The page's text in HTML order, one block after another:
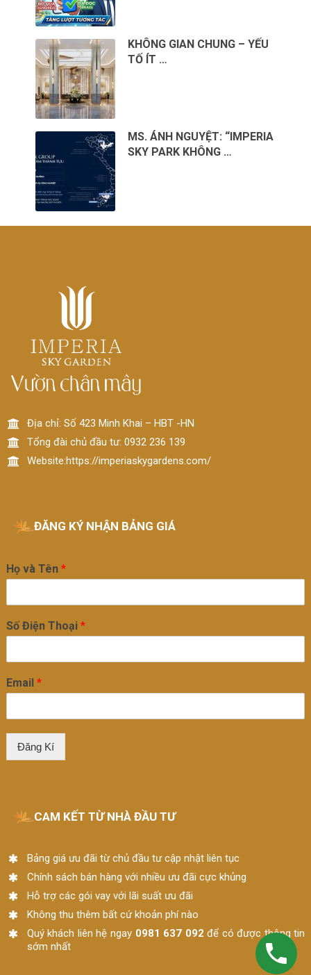
KHÔNG GIAN CHUNG – YẾU
TỐ ÍT …
MS. ÁNH NGUYỆT: “IMPERIA
SKY PARK KHÔNG …
Địa chỉ: Số 423 Minh Khai – HBT -HN
Tổng đài chủ đầu tư: 0932 236 139
Website:https://imperiaskygardens.com/
ĐĂNG KÝ NHẬN BẢNG GIÁ
Họ và Tên *
Số Điện Thoại *
Email *
Đăng Kí
CAM KẾT TỪ NHÀ ĐẦU TƯ
Bảng giá ưu đãi từ chủ đầu tư cập nhật liên tục
Chính sách bán hàng với nhiều ưu đãi cực khủng
Hỗ trợ các gói vay với lãi suất ưu đãi
Không thu thêm bất cứ khoản phí nào
Quý khách liên hệ ngay 0981 637 092 để có được thông tin
sớm nhất